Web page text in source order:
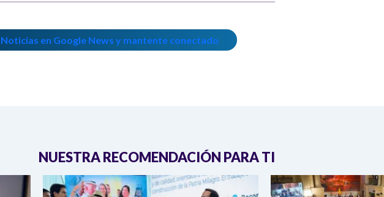
Noticias en Google News y mantente conectado
NUESTRA RECOMENDACIÓN PARA TI